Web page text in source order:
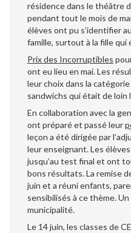
résidence dans le théâtre
pendant tout le mois de
élèves ont pu s’identifier
famille, surtout à la fille qui
Prix des Incorruptibles
ont eu lieu en mai. Les
leur choix dans la
sandwichs qui était de loin
En collaboration avec la
ont préparé et passé leur
leçon a été dirigée par
leur enseignant. Les
jusqu’au test final et ont
bons résultats. La remise
juin et a réuni enfants,
sensibilisés à ce thème.
municipalité.
Le 14 juin, les classes de